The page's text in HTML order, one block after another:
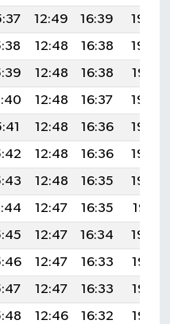
12:49 16:39
19:50
12:48 16:38
19:49
12:48 16:38
19:47
12:48 16:37
19:46
12:48 16:36
19:45
12:48 16:36
19:44
12:48 16:35
19:42
12:47 16:35
19:41
12:47 16:34
19:40
12:47 16:33
19:38
12:47 16:33
19:37
12:46 16:32
19:35